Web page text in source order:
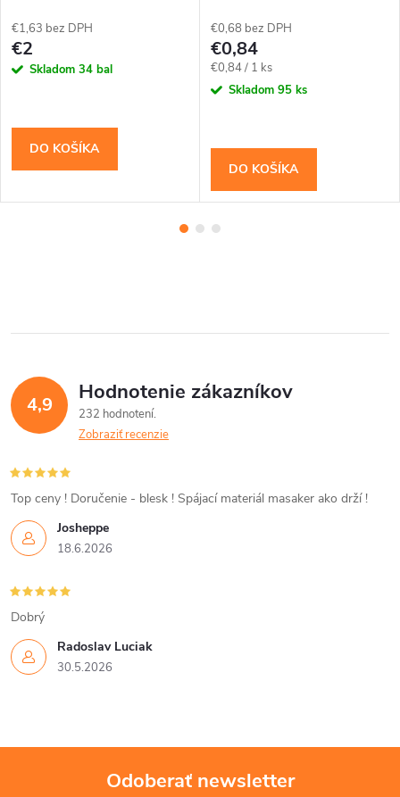
€1,63 bez DPH
€2
Skladom 34 bal
DO KOŠÍKA
€0,68 bez DPH
€0,84
Jednotková
cena:
€0,84 / 1 ks
Skladom 95 ks
DO KOŠÍKA
4,9 Hodnotenie zákazníkov
232 hodnotení
Zobraziť recenzie
Josheppe
18.6.2026
Top ceny ! Doručenie - blesk ! Spájací materiál masaker ako drží !
Radoslav Luciak
30.5.2026
Dobrý
Odoberať newsletter